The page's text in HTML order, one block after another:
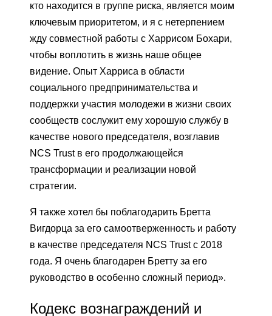
кто находится в группе риска, является моим
ключевым приоритетом, и я с нетерпением
жду совместной работы с Харрисом Бохари,
чтобы воплотить в жизнь наше общее
видение. Опыт Харриса в области
социального предпринимательства и
поддержки участия молодежи в жизни своих
сообществ сослужит ему хорошую службу в
качестве нового председателя, возглавив
NCS Trust в его продолжающейся
трансформации и реализации новой
стратегии.
Я также хотел бы поблагодарить Бретта
Вигдорца за его самоотверженность и работу
в качестве председателя NCS Trust с 2018
года. Я очень благодарен Бретту за его
руководство в особенно сложный период».
Кодекс вознаграждений и